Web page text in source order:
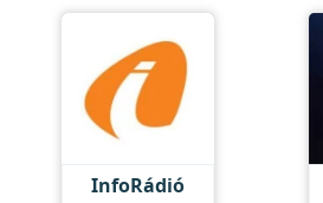
InfoRádió